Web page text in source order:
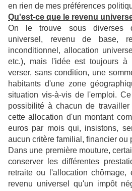
en rien de mes préférences
Qu'est-ce que le revenu
On le trouve sous diverses
universel, revenu de base,
inconditionnel, allocation
etc.), mais l'idée est toujours
verser, sans condition, une
habitants d'une zone
situation vis-à-vis de l'emploi.
possibilité à chacun de
cette allocation d'un montant
euros par mois qui, insistons,
aucun critère familial, financier ou
Dans une première mouture,
conserver les différentes
retraite ou l'allocation
revenu universel qu'un impôt